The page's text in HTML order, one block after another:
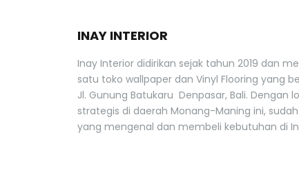
INAY INTERIOR
Inay Interior didirikan sejak tahun 2019 dan
satu toko wallpaper dan Vinyl Flooring yang
Jl. Gunung Batukaru Denpasar, Bali. Dengan
strategis di daerah Monang-Maning ini,
yang mengenal dan membeli kebutuhan di